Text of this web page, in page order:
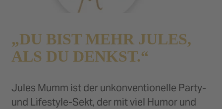
„DU BIST MEHR JULES,
ALS DU DENKST.“
Jules Mumm ist der unkonventionelle Party-
und Lifestyle-Sekt, der mit viel Humor und